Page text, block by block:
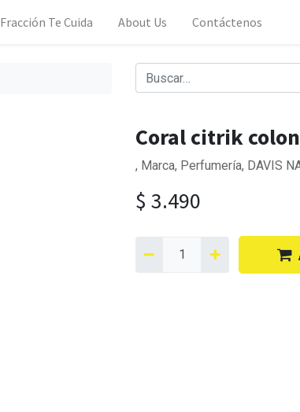
Fracción Te Cuida About Us Contáctenos
Coral citrik
, Marca, Perfumería, DAVIS
$ 3.490